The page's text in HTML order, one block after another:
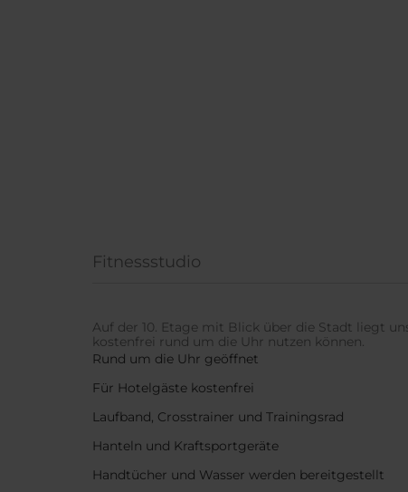
Fitnessstudio
Auf der 10. Etage mit Blick über die Stadt liegt
kostenfrei rund um die Uhr nutzen können.
Rund um die Uhr geöffnet
Für Hotelgäste kostenfrei
Laufband, Crosstrainer und Trainingsrad
Hanteln und Kraftsportgeräte
Handtücher und Wasser werden bereitgestellt